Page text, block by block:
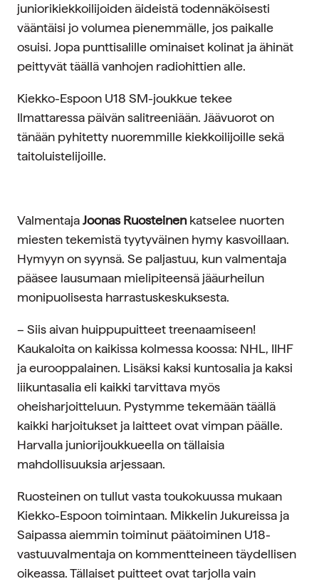
juniorikiekkoilijoiden äideistä todennäköisesti
vääntäisi jo volumea pienemmälle, jos paikalle
osuisi. Jopa punttisalille ominaiset kolinat ja ähinät
peittyvät täällä vanhojen radiohittien alle.
Kiekko-Espoon U18 SM-joukkue tekee
Ilmattaressa päivän salitreeniään. Jäävuorot on
tänään pyhitetty nuoremmille kiekkoilijoille sekä
taitoluistelijoille.
ValmentajaJoonas Ruosteinen katselee nuorten
miesten tekemistä tyytyväinen hymy kasvoillaan.
Hymyyn on syynsä. Se paljastuu, kun valmentaja
pääsee lausumaan mielipiteensä jääurheilun
monipuolisesta harrastuskeskuksesta.
– Siis aivan huippupuitteet treenaamiseen!
Kaukaloita on kaikissa kolmessa koossa: NHL, IIHF
ja eurooppalainen. Lisäksi kaksi kuntosalia ja kaksi
liikuntasalia eli kaikki tarvittava myös
oheisharjoitteluun. Pystymme tekemään täällä
kaikki harjoitukset ja laitteet ovat vimpan päälle.
Harvalla juniorijoukkueella on tällaisia
mahdollisuuksia arjessaan.
Ruosteinen on tullut vasta toukokuussa mukaan
Kiekko-Espoon toimintaan. Mikkelin Jukureissa ja
Saipassa aiemmin toiminut päätoiminen U18-
vastuuvalmentaja on kommentteineen täydellisen
oikeassa. Tällaiset puitteet ovat tarjolla vain